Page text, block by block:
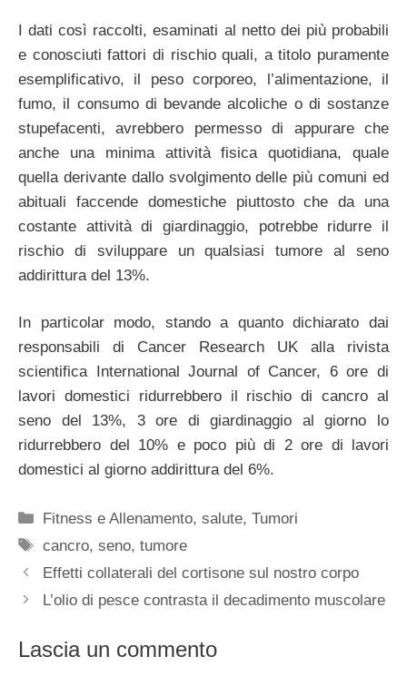
I dati così raccolti, esaminati al netto dei più probabili
e conosciuti fattori di rischio quali, a titolo puramente
esemplificativo, il peso corporeo, l’alimentazione, il
fumo, il consumo di bevande alcoliche o di sostanze
stupefacenti, avrebbero permesso di appurare che
anche una minima attività fisica quotidiana, quale
quella derivante dallo svolgimento delle più comuni ed
abituali faccende domestiche piuttosto che da una
costante attività di giardinaggio, potrebbe ridurre il
rischio di sviluppare un qualsiasi tumore al seno
addirittura del 13%.
In particolar modo, stando a quanto dichiarato dai
responsabili di Cancer Research UK alla rivista
scientifica International Journal of Cancer, 6 ore di
lavori domestici ridurrebbero il rischio di cancro al
seno del 13%, 3 ore di giardinaggio al giorno lo
ridurrebbero del 10% e poco più di 2 ore di lavori
domestici al giorno addirittura del 6%.
Categorie
Fitness e Allenamento,salute,Tumori
Tag
cancro,seno,tumore
Effetti collaterali del cortisone sul nostro corpo
L’olio di pesce contrasta il decadimento muscolare
Lascia un commento